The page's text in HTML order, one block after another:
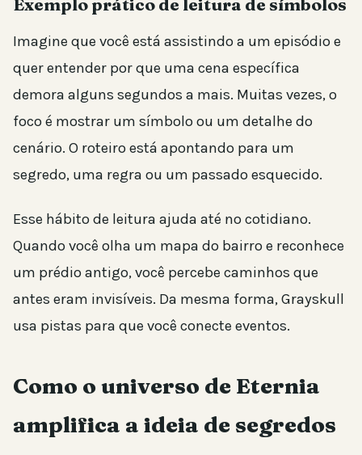
Imagine que você está assistindo a um episódio e
quer entender por que uma cena específica
demora alguns segundos a mais. Muitas vezes, o
foco é mostrar um símbolo ou um detalhe do
cenário. O roteiro está apontando para um
segredo, uma regra ou um passado esquecido.
Esse hábito de leitura ajuda até no cotidiano.
Quando você olha um mapa do bairro e reconhece
um prédio antigo, você percebe caminhos que
antes eram invisíveis. Da mesma forma, Grayskull
usa pistas para que você conecte eventos.
Como o universo de Eternia
amplifica a ideia de segredos